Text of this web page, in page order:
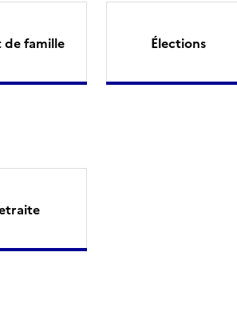
de famille Élections